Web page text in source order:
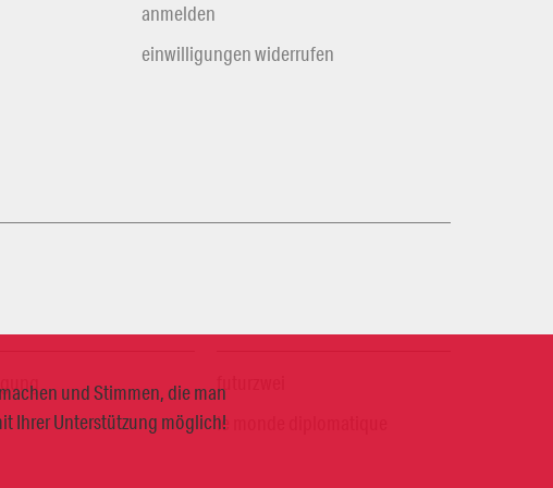
und Stimmen, die man
Ihrer Unterstützung möglich!
anmelden
einwilligungen widerrufen
le monde diplomatique